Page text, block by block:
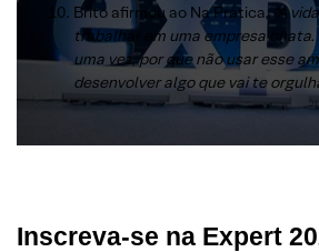
Brito afirmou ao Na Prática,“A
trabalhar em uma empresa chata.
uma vez, por que não usar esse
desenvolver algo que vai te
Inscreva-se na Expert